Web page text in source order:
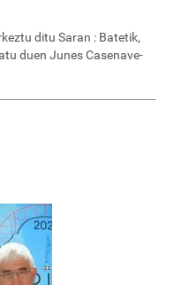
ditu Saran : Batetik,
duen Junes Casenave-